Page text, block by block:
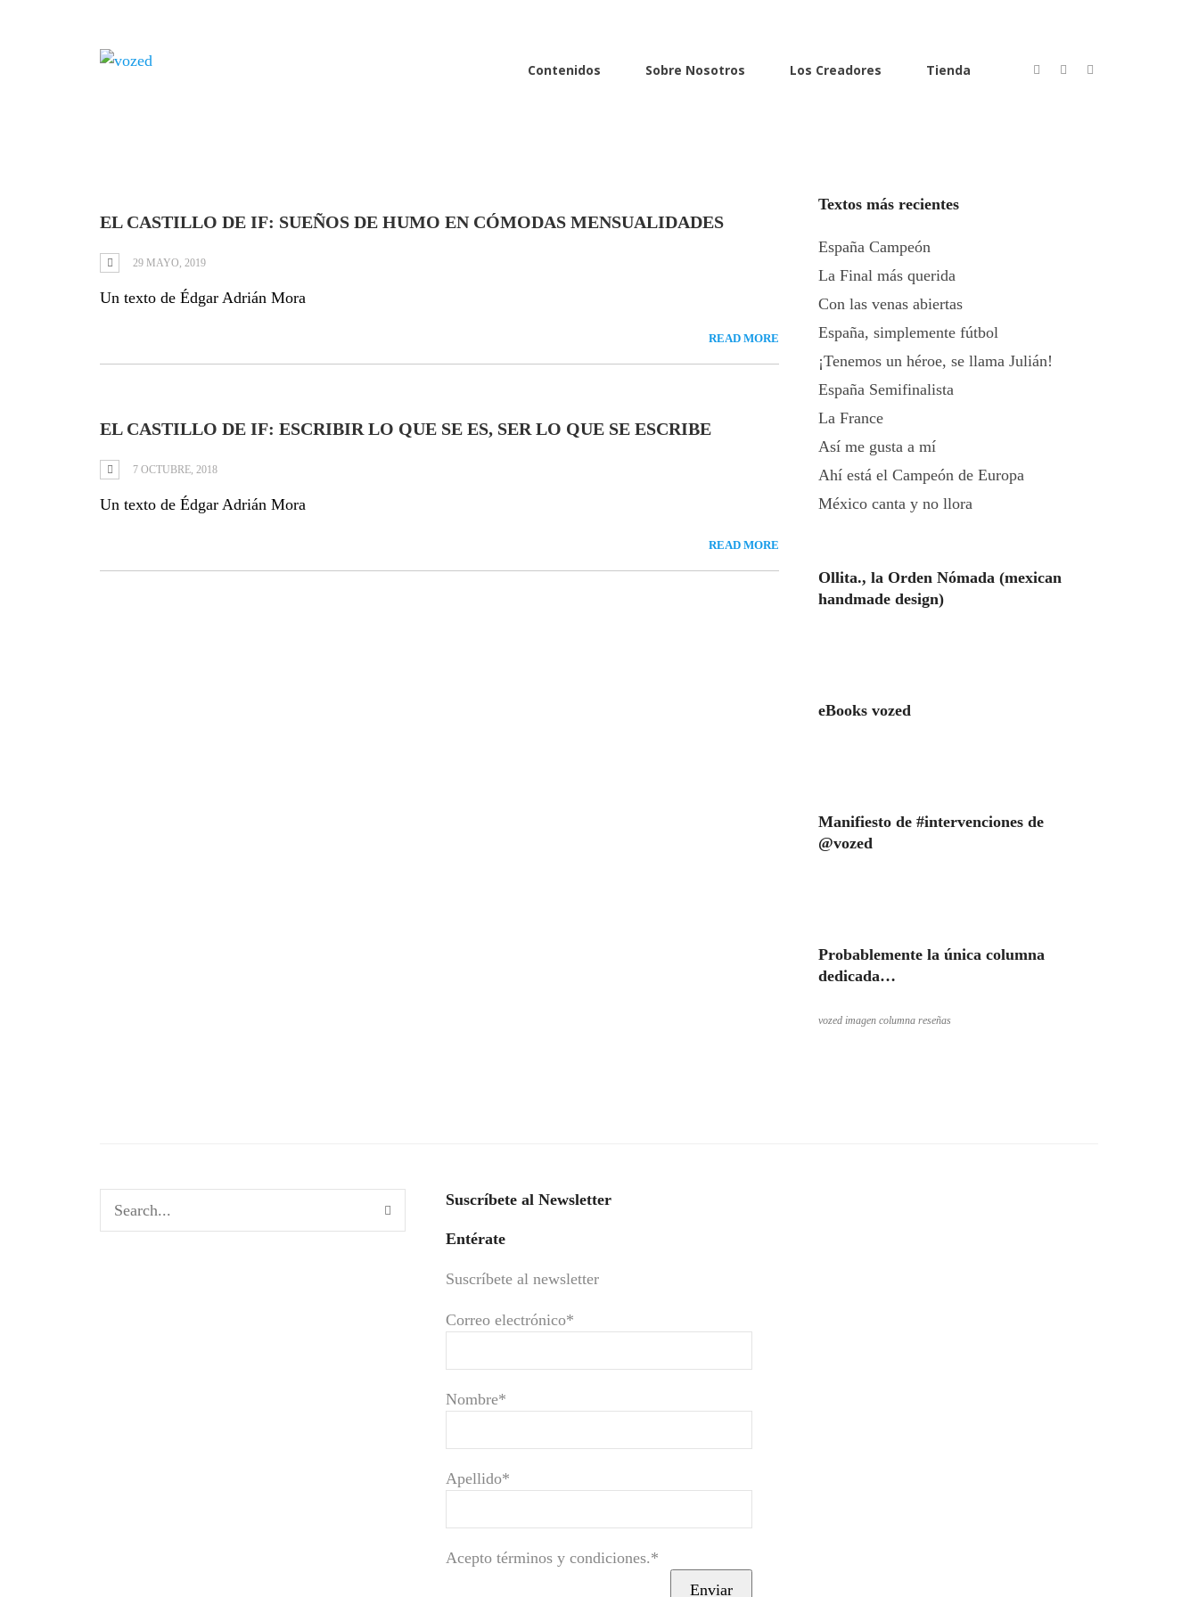
Contenidos Sobre Nosotros Los Creadores Tienda
Tag: Antonio Ortuño
EL CASTILLO DE IF: SUEÑOS DE HUMO EN CÓMODAS MENSUALIDADES
29 MAYO, 2019
Un texto de Édgar Adrián Mora
READ MORE
EL CASTILLO DE IF: ESCRIBIR LO QUE SE ES, SER LO QUE SE ESCRIBE
7 OCTUBRE, 2018
Un texto de Édgar Adrián Mora
READ MORE
Textos más recientes
España Campeón
La Final más querida
Con las venas abiertas
España, simplemente fútbol
¡Tenemos un héroe, se llama Julián!
España Semifinalista
La France
Así me gusta a mí
Ahí está el Campeón de Europa
México canta y no llora
Ollita., la Orden Nómada (mexican
handmade design)
eBooks vozed
Manifiesto de #intervenciones de
@vozed
Probablemente la única columna
dedicada…
vozed imagen columna reseñas
Suscríbete al Newsletter
Entérate
Suscríbete al newsletter
Correo electrónico*
Nombre*
Apellido*
Acepto términos y condiciones.*